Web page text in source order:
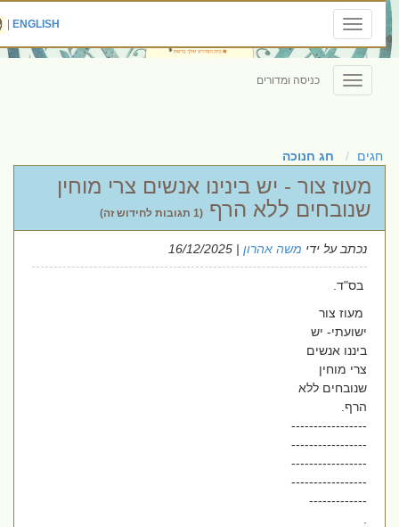
Toggle
navigation
ENGLISH
|
Toggle
navigation
כניסה ומדורים
חגים חג חנוכה
מעוז צור - יש בינינו אנשים צרי מוחין
שנובחים ללא הרף(1 תגובות לחידוש זה)
נכתב על ידימשה אהרון| 16/12/2025
בס"ד.
מעוז צור
ישועתי- יש
ביננו אנשים
צרי מוחין
שנובחים ללא
הרף.
-----------------
-----------------
-----------------
-----------------
-------------